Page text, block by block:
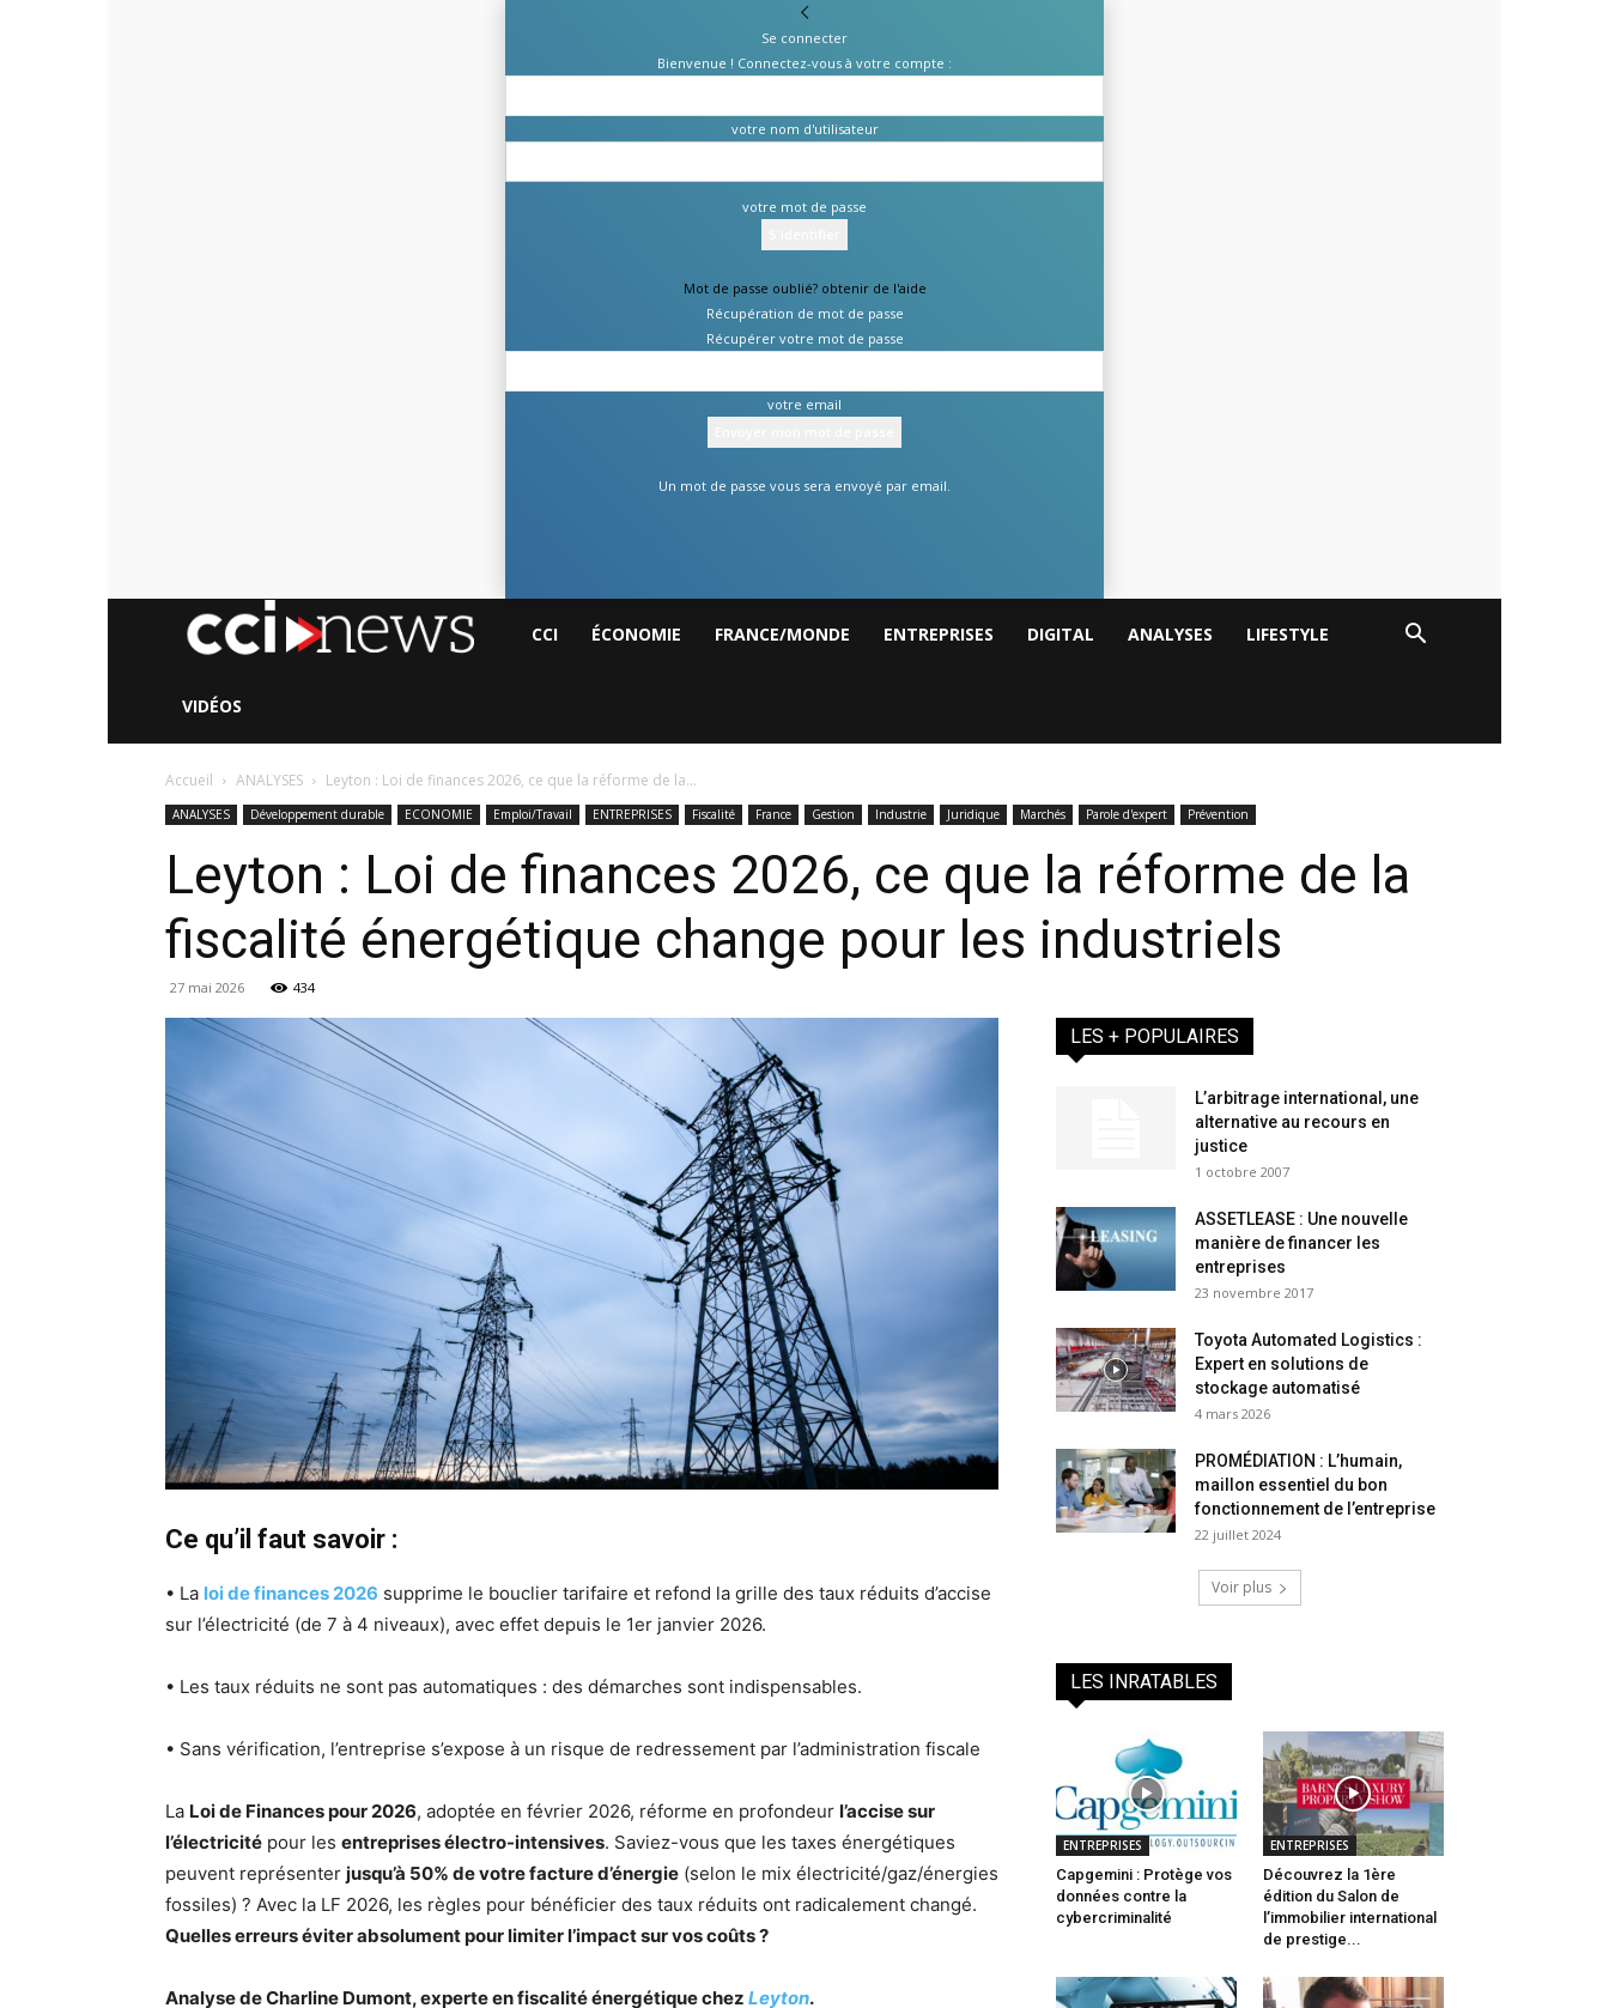
Se connecter
Bienvenue ! Connectez-vous à votre compte :
votre nom d'utilisateur
votre mot de passe
Mot de passe oublié? obtenir de l'aide
Récupération de mot de passe
Récupérer votre mot de passe
votre email
Un mot de passe vous sera envoyé par email.
CCICCI ÉCONOMIE FRANCE/MONDE ENTREPRISES DIGITAL ANALYSES LIFESTYLE
VIDÉOS
Accueil ANALYSES Leyton : Loi de finances 2026, ce que la réforme de la...
ANALYSES Développement durable ECONOMIE Emploi/Travail ENTREPRISES Fiscalité France Gestion Industrie Juridique Marchés Parole d'expert Prévention
Leyton : Loi de finances 2026, ce que la réforme de la
fiscalité énergétique change pour les industriels
27 mai 2026 434
Ce qu’il faut savoir :
• La loi de finances 2026 supprime le bouclier tarifaire et refond la grille des taux réduits d’accise
sur l’électricité (de 7 à 4 niveaux), avec effet depuis le 1er janvier 2026.
• Les taux réduits ne sont pas automatiques : des démarches sont indispensables.
• Sans vérification, l’entreprise s’expose à un risque de redressement par l’administration fiscale
La Loi de Finances pour 2026, adoptée en février 2026, réforme en profondeur l’accise sur
l’électricité pour les entreprises électro-intensives. Saviez-vous que les taxes énergétiques
peuvent représenter jusqu’à 50% de votre facture d’énergie (selon le mix électricité/gaz/énergies
fossiles) ? Avec la LF 2026, les règles pour bénéficier des taux réduits ont radicalement changé.
Quelles erreurs éviter absolument pour limiter l’impact sur vos coûts ?
Analyse de Charline Dumont, experte en fiscalité énergétique chez Leyton.
LES + POPULAIRES
L’arbitrage international, une
alternative au recours en
justice
1 octobre 2007
ASSETLEASE : Une nouvelle
manière de financer les
entreprises
23 novembre 2017
Toyota Automated Logistics :
Expert en solutions de
stockage automatisé
4 mars 2026
PROMÉDIATION : L’humain,
maillon essentiel du bon
fonctionnement de l’entreprise
22 juillet 2024
Voir plus
LES INRATABLES
ENTREPRISES
Capgemini : Protège vos
données contre la
cybercriminalité
ENTREPRISES
Découvrez la 1ère
édition du Salon de
l’immobilier international
de prestige...